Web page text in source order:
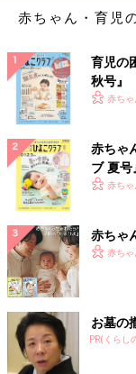
・だし汁…1/2カップ
・水溶き片栗粉…少
作り方
（1）ゆでうどんは
んは小さめのいち
凍して粗くつぶす。
（2）ボウルに卵黄
わせる。
（3）小鍋にだし汁
て、（2）を加えて
け、器に盛り、粉チ
赤ちゃん・育児
育児の
秋号』
いっぱ
赤ち
赤ちゃ
ブ 夏
く！ お
赤ち
赤ちゃ
赤ち
お墓の
PR(くらし